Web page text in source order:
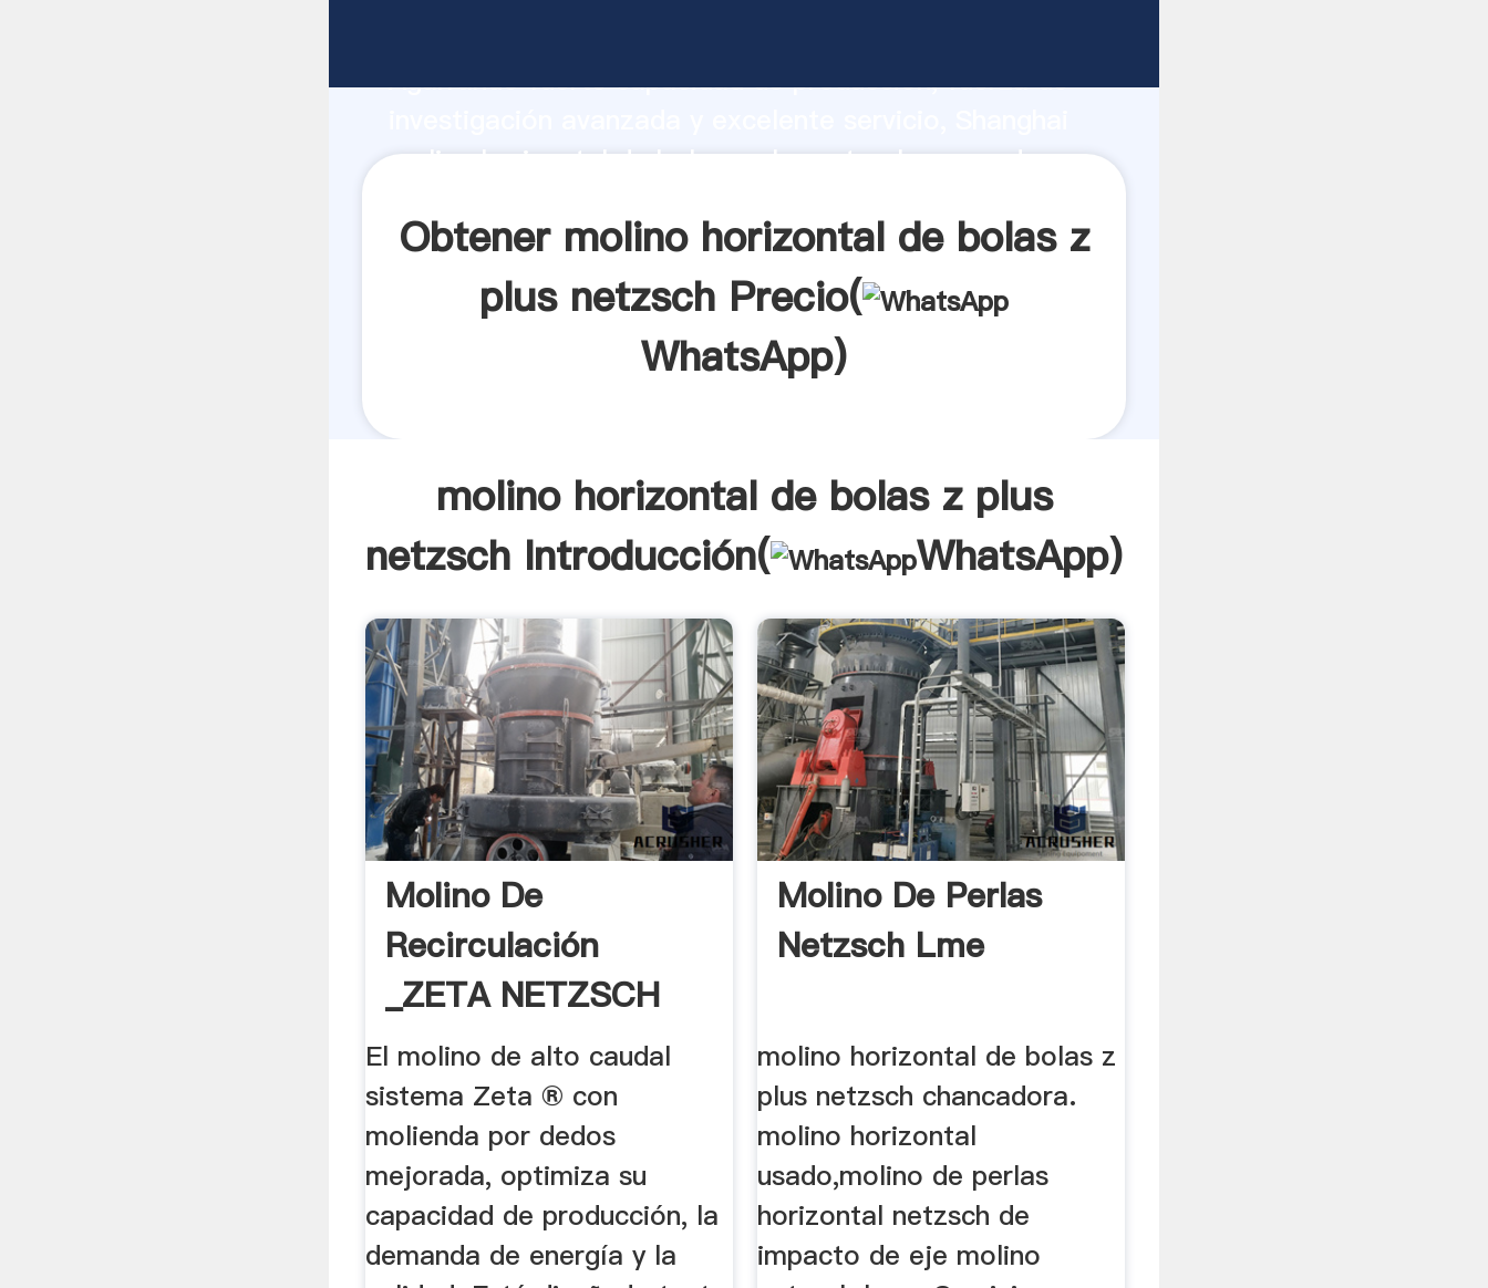
Agarrando fuerte capacidad de producción, fuerza de
molino horizontal de bolas z plus netzsch proveedor
Obtener molino horizontal de bolas z
plus netzsch Precio(
WhatsApp)
molino horizontal de bolas z plus
netzsch Introducción(
WhatsApp)
Molino De
Recirculación
_ZETA NETZSCH
Molienda Y
Dispersión
El molino de alto caudal
sistema Zeta ® con
molienda por dedos
mejorada, optimiza su
capacidad de producción, la
demanda de energía y la
Molino De Perlas
Netzsch Lme
molino horizontal de bolas z
plus netzsch chancadora.
molino horizontal
usado,molino de perlas
horizontal netzsch de
impacto de eje molino